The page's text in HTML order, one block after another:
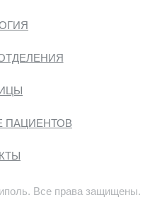
ПАЦИЕНТОВ
Все права защищены.